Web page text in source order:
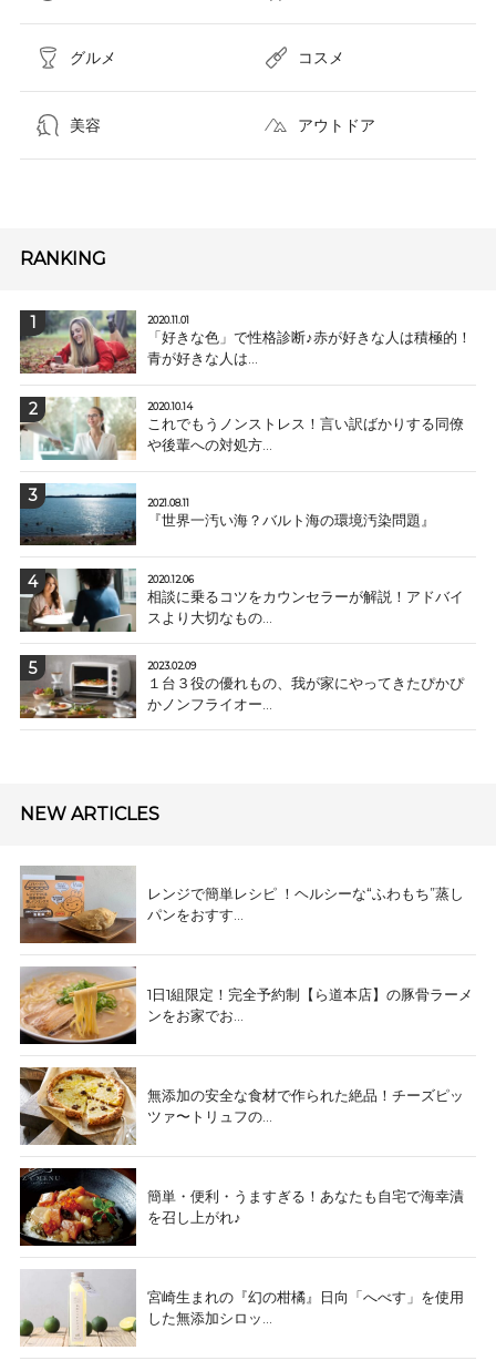
グルメ コスメ​
美容 アウトドア
RANKING
2020.11.01
「好きな色」で性格診断♪赤が好きな人は積極的！
青が好きな人は...
2020.10.14
これでもうノンストレス！言い訳ばかりする同僚
や後輩への対処方...
2021.08.11
『世界一汚い海？バルト海の環境汚染問題』
2020.12.06
相談に乗るコツをカウンセラーが解説！アドバイ
スより大切なもの...
2023.02.09
１台３役の優れもの、我が家にやってきたぴかぴ
かノンフライオー...
NEW ARTICLES
レンジで簡単レシピ ！ヘルシーな“ふわもち”蒸し
パンをおすす...
1日1組限定！完全予約制【ら道本店】の豚骨ラーメ
ンをお家でお...
無添加の安全な食材で作られた絶品！チーズピッ
ツァ〜トリュフの...
簡単・便利・うますぎる！あなたも自宅で海幸漬
を召し上がれ♪
宮崎生まれの『幻の柑橘』日向「へべす」を使用
した無添加シロッ...